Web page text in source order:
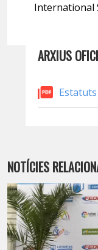
International
ARXIUS
Estatuts
NOTÍCIES